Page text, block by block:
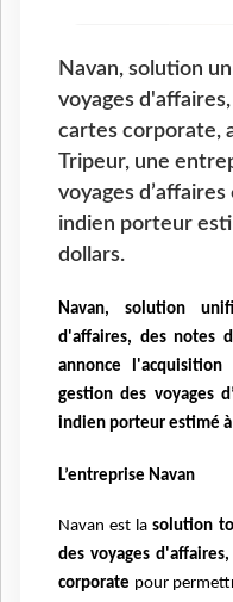
Navan, solution
voyages
cartes corporate,
Tripeur, une
voyages
indien porteur
dollars.
Navan, solution
d'affaires, des notes
annonce
gestion des voyages
indien porteur estimé
L’entreprise Navan
Navan est la solution
des voyages
corporate pour